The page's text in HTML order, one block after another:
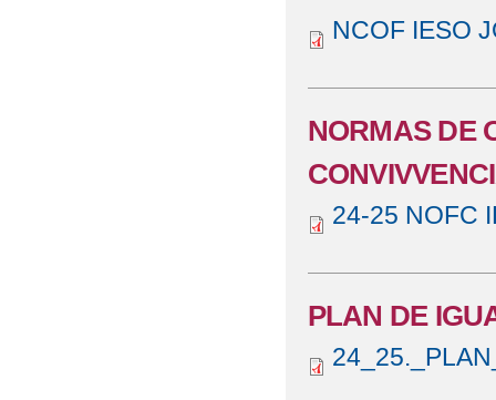
NCOF IESO
NORMAS DE
24-25 NOFC
PLAN DE